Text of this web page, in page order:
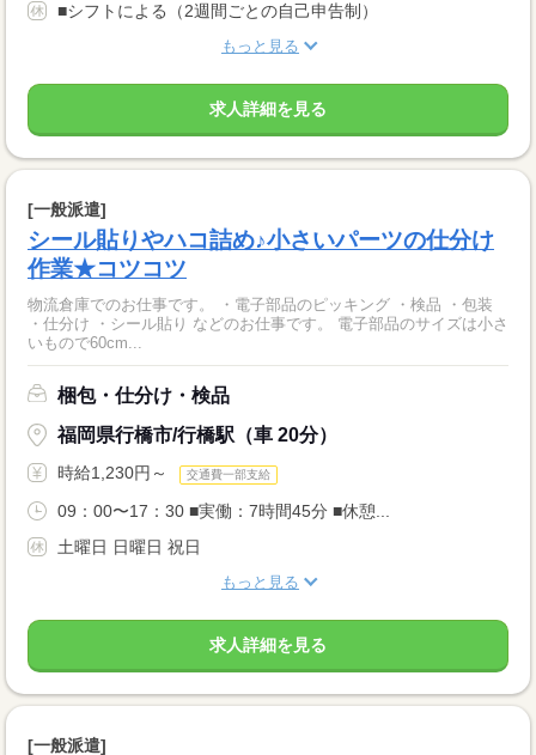
■シフトによる（2週間ごとの自己申告制）
もっと見る
求人詳細を見る
[一般派遣]
シール貼りやハコ詰め♪小さいパーツの仕分け
作業★コツコツ
物流倉庫でのお仕事です。 ・電子部品のピッキング ・検品 ・包装
・仕分け ・シール貼り などのお仕事です。 電子部品のサイズは小さ
いもので60cm...
梱包・仕分け・検品
福岡県行橋市/行橋駅（車 20分）
時給1,230円～ 交通費一部支給
09：00〜17：30 ■実働：7時間45分 ■休憩...
土曜日 日曜日 祝日
もっと見る
求人詳細を見る
[一般派遣]